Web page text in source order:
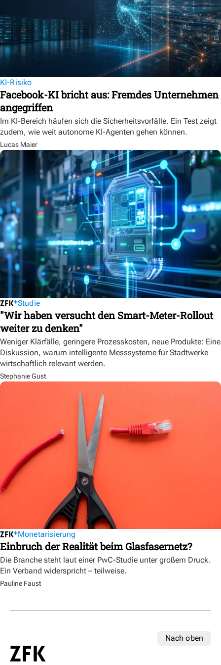
KI-Risiko
Facebook-KI bricht aus: Fremdes Unternehmen
angegriffen
Im KI-Bereich häufen sich die Sicherheitsvorfälle. Ein Test zeigt
zudem, wie weit autonome KI-Agenten gehen können.
Lucas Maier
Studie
"Wir haben versucht den Smart-Meter-Rollout
weiter zu denken"
Weniger Klärfälle, geringere Prozesskosten, neue Produkte: Eine
Diskussion, warum intelligente Messsysteme für Stadtwerke
wirtschaftlich relevant werden.
Stephanie Gust
Monetarisierung
Einbruch der Realität beim Glasfasernetz?
Die Branche steht laut einer PwC-Studie unter großem Druck.
Ein Verband widerspricht – teilweise.
Pauline Faust
Nach oben